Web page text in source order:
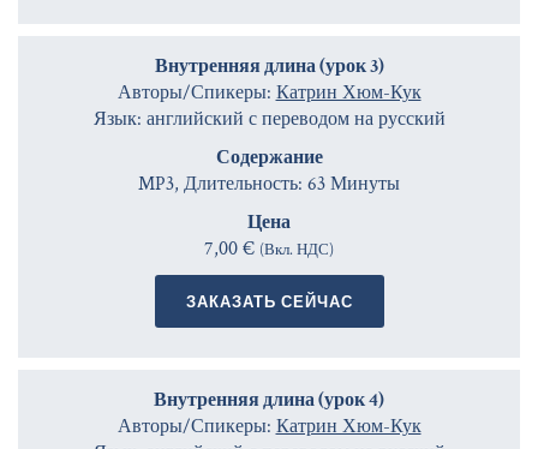
Внутренняя длина (урок 3)
Авторы/Спикеры: Катрин Хюм-Кук
Язык: английский с переводом на русский
Содержание
MP3, Длительность: 63 Минуты
Цена
7,00 € (Вкл. НДС)
ЗАКАЗАТЬ СЕЙЧАС
Внутренняя длина (урок 4)
Авторы/Спикеры: Катрин Хюм-Кук